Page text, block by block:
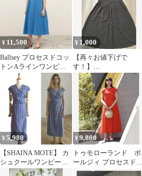
¥ 11,500
Ballsey プロセスドコッ
トンAラインワンピー
¥ 1,000
【再々お値下げで
す！】
TOMORROWLANDホ
ルターネックワンピ
¥ 5,980
【SHAINA MOTE】 カ
シュクールワンピース
ストラップ XS アメリ
¥9,800
トゥモローランド ボ
ールジィ プロセスドコ
ットン レイヤードライ